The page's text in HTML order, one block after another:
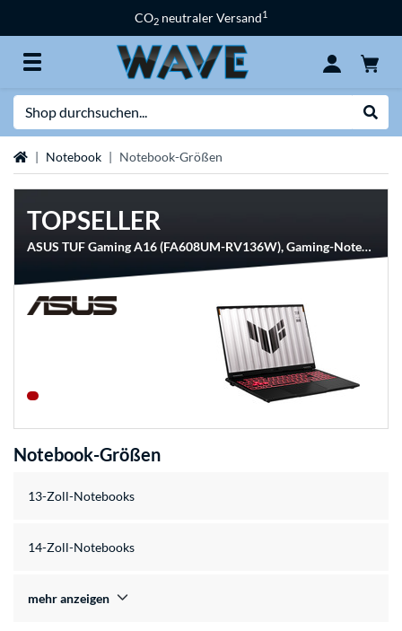
CO2 neutraler Versand1
StartseiteNotebook Notebook-Größen
TOPSELLER
ASUS TUF Gaming A16 (FA608UM-RV136W), Gaming-Notebook
Notebook-Größen
13-Zoll-Notebooks
14-Zoll-Notebooks
mehr anzeigen